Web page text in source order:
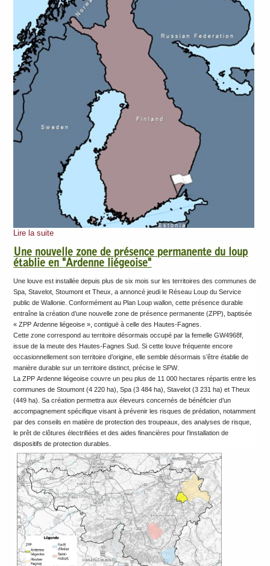
Lire la suite
Une nouvelle zone de présence permanente du loup
établie en "Ardenne liégeoise"
Une louve est installée depuis plus de six mois sur les territoires des communes de
Spa, Stavelot, Stoumont et Theux, a annoncé jeudi le Réseau Loup du Service
public de Wallonie. Conformément au Plan Loup wallon, cette présence durable
entraîne la création d’une nouvelle zone de présence permanente (ZPP), baptisée
« ZPP Ardenne liégeoise », contiguë à celle des Hautes-Fagnes.
Cette zone correspond au territoire désormais occupé par la femelle GW4968f,
issue de la meute des Hautes-Fagnes Sud. Si cette louve fréquente encore
occasionnellement son territoire d’origine, elle semble désormais s’être établie de
manière durable sur un territoire distinct, précise le SPW.
La ZPP Ardenne liégeoise couvre un peu plus de 11 000 hectares répartis entre les
communes de Stoumont (4 220 ha), Spa (3 484 ha), Stavelot (3 231 ha) et Theux
(449 ha). Sa création permettra aux éleveurs concernés de bénéficier d’un
accompagnement spécifique visant à prévenir les risques de prédation, notamment
par des conseils en matière de protection des troupeaux, des analyses de risque,
le prêt de clôtures électrifiées et des aides financières pour l’installation de
dispositifs de protection durables.